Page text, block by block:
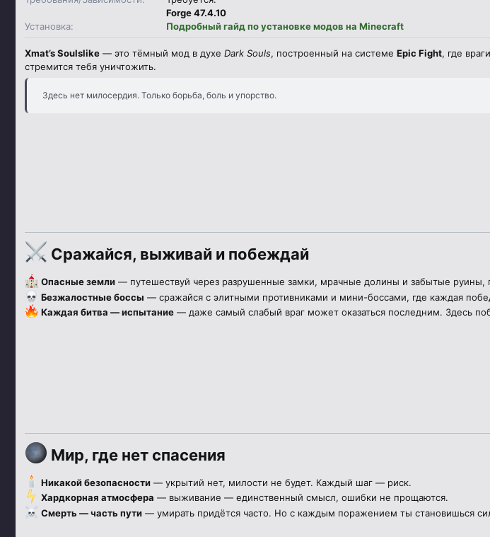
Forge 47.4.10
Установка
Подробный гайд по установке модов на Minecraft
Xmat’s Soulslike — это тёмный мод в духе Dark Souls, построенный на системе Epic Fight, где
стремится тебя уничтожить.
Здесь нет милосердия. Только борьба, боль и упорство.
Сражайся, выживай и побеждай
Опасные земли — путешествуй через разрушенные замки, мрачные долины и забытые
Безжалостные боссы — сражайся с элитными противниками и мини-боссами, где каждая
Каждая битва — испытание — даже самый слабый враг может оказаться последним. Здесь
Мир, где нет спасения
Никакой безопасности — укрытий нет, милости не будет. Каждый шаг — риск.
Хардкорная атмосфера — выживание — единственный смысл, ошибки не прощаются.
Смерть — часть пути — умирать придётся часто. Но с каждым поражением ты становишься